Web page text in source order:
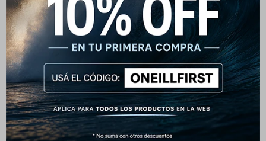
CREMALLERA DEL PECHO
La entrada frontal con cremallera superior (cofre) utiliza
un panel de cremallera flotante libre y una barrera anti-
descarga con orificios de drenaje para mantenerte seco y
sintiéndote suelto.
NEOPRENO ULTRAFLEX DS